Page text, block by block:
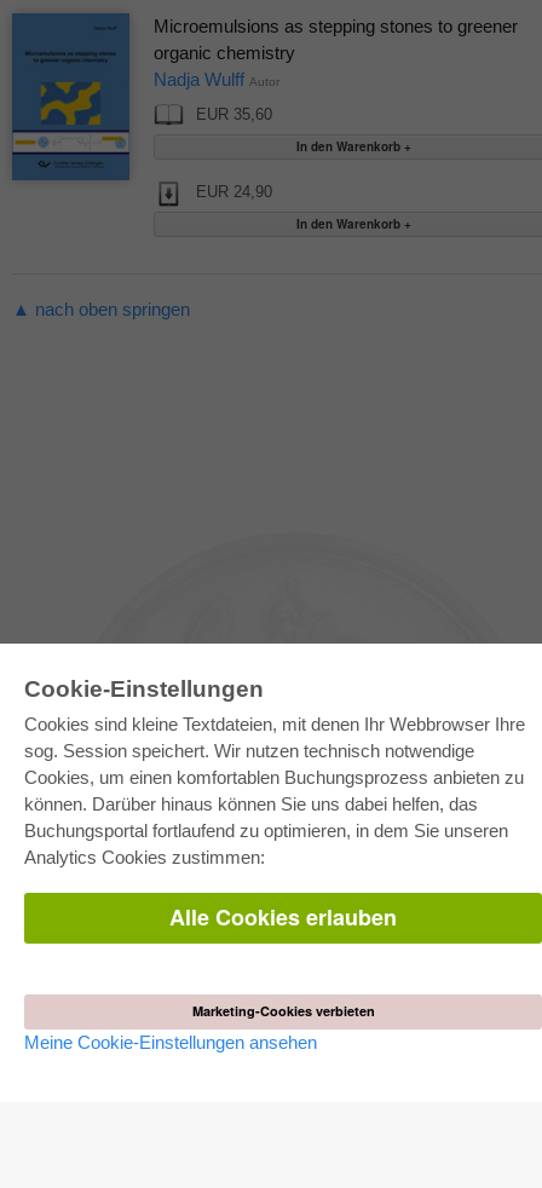
Cookie-Einstellungen
Cookies sind kleine Textdateien, mit denen Ihr Webbrowser Ihre
sog. Session speichert. Wir nutzen technisch notwendige
Cookies, um einen komfortablen Buchungsprozess anbieten zu
können. Darüber hinaus können Sie uns dabei helfen, das
Buchungsportal fortlaufend zu optimieren, in dem Sie unseren
Analytics Cookies zustimmen:
Alle Cookies erlauben
Marketing-Cookies verbieten
Meine Cookie-Einstellungen ansehen
Microemulsions as stepping stones to greener
organic chemistry
Nadja Wulff Autor
EUR 35,60
EUR 24,90
▲ nach oben springen
E-COLLECTION
Gesamtpaket
Fachbereichspakete
Bereitstellung von E-Books
Häufig gestellte Fragen (FAQ)
AGB